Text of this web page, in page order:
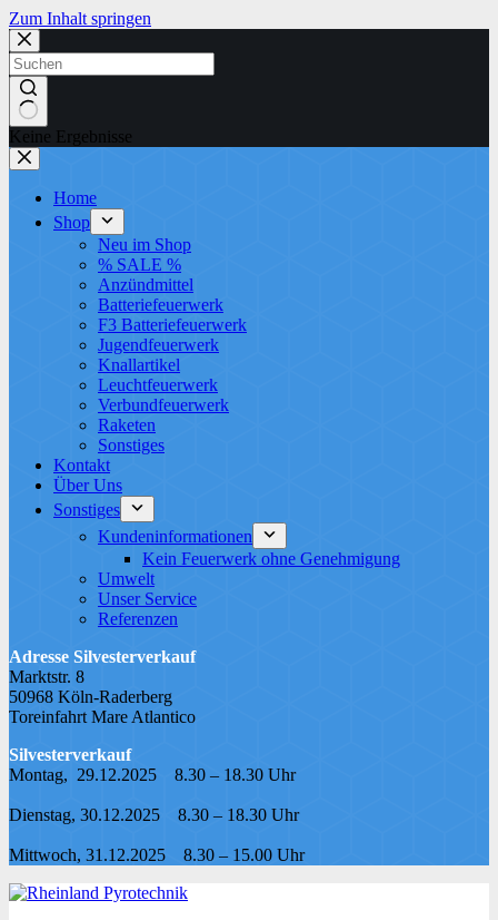
Zum Inhalt springen
Keine Ergebnisse
Home
Shop
Neu im Shop
% SALE %
Anzündmittel
Batteriefeuerwerk
F3 Batteriefeuerwerk
Jugendfeuerwerk​
Knallartikel
Leuchtfeuerwerk​
Verbundfeuerwerk
Raketen
Sonstiges
Kontakt
Über Uns
Sonstiges
Kundeninformationen
Kein Feuerwerk ohne Genehmigung
Umwelt
Unser Service
Referenzen
Adresse Silvesterverkauf
Marktstr. 8
50968 Köln-Raderberg
Toreinfahrt Mare Atlantico
Silvesterverkauf
Montag, 29.12.2025 8.30 – 18.30 Uhr
Dienstag, 30.12.2025 8.30 – 18.30 Uhr
Mittwoch, 31.12.2025 8.30 – 15.00 Uhr